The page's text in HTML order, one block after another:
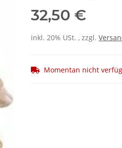
32,50 €
inkl. 20% USt. , zzgl.
Momentan nicht